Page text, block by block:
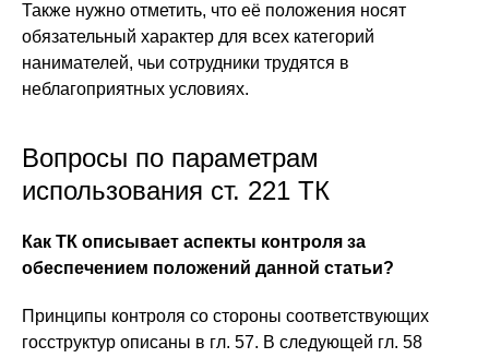
Также нужно отметить, что её положения носят
обязательный характер для всех категорий
нанимателей, чьи сотрудники трудятся в
неблагоприятных условиях.
Вопросы по параметрам
использования ст. 221 ТК
Как ТК описывает аспекты контроля за
обеспечением положений данной статьи?
Принципы контроля со стороны соответствующих
госструктур описаны в гл. 57. В следующей гл. 58